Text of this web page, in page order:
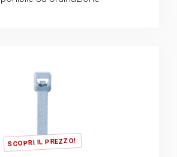
SCOPRI IL PREZZO!